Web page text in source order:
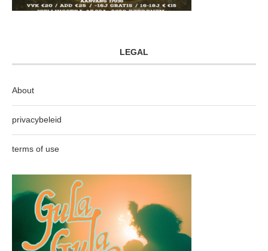
LEGAL
About
privacybeleid
terms of use